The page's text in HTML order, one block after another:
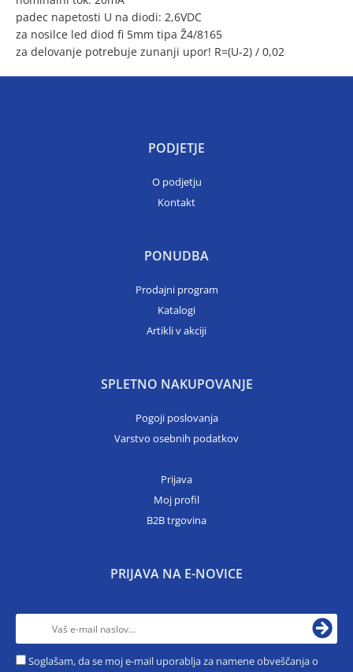
padec napetosti U na diodi: 2,6VDC
za nosilce led diod fi 5mm tipa Ž4/8165
za delovanje potrebuje zunanji upor! R=(U-2) / 0,02
PODJETJE
O podjetju
Kontakt
PONUDBA
Prodajni program
Katalogi
Artikli v akciji
SPLETNO NAKUPOVANJE
Pogoji poslovanja
Varstvo osebnih podatkov
Prijava
Moj profil
B2B trgovina
PRIJAVA NA E-NOVICE
Soglašam, da se moj e-mail uporablja za namene obveščanja o